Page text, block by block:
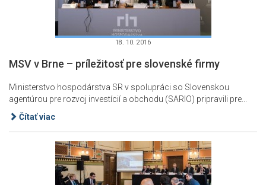
18. 10. 2016
MSV v Brne – príležitosť pre slovenské firmy
Ministerstvo hospodárstva SR v spolupráci so Slovenskou
agentúrou pre rozvoj investícií a obchodu (SARIO) pripravili pre...
Čítať viac